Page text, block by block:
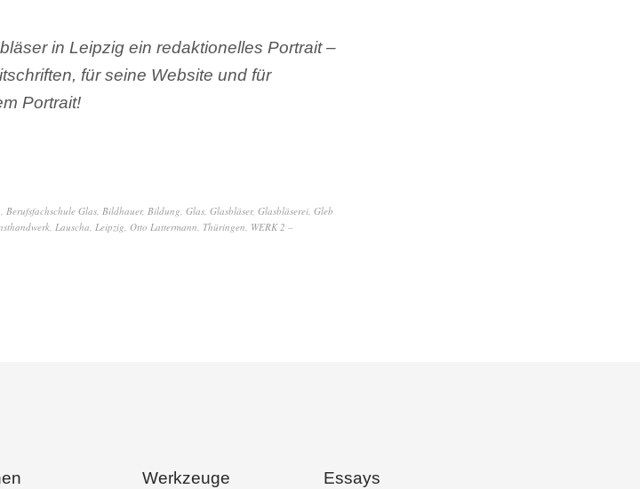
in Leipzig ein redaktionelles Portrait –
für seine Website und für
Portrait!
, Berufsfachschule Glas, Bildhauer, Bildung, Glas, Glasbläser, Glasbläserei, Gleb
, Lauscha, Leipzig, Otto Lattermann, Thüringen, WERK 2 –
Werkzeuge Essays